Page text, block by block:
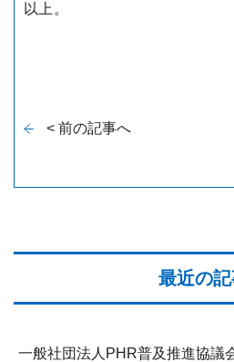
以上。
< 前の記事へ
最近の
一般社団法人PHR普及推進協議